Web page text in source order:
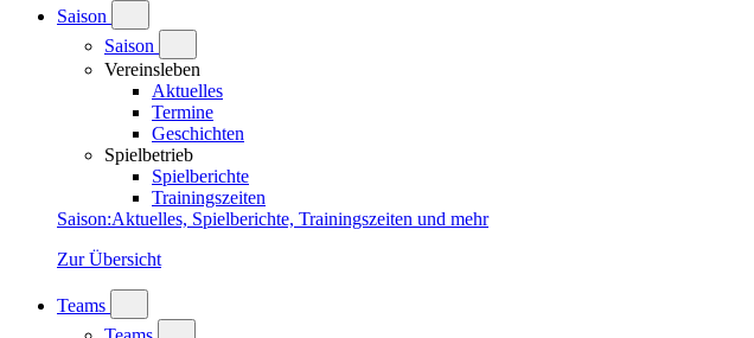
Saison
Saison
Vereinsleben
Aktuelles
Termine
Geschichten
Spielbetrieb
Spielberichte
Trainingszeiten
Saison:Aktuelles, Spielberichte, Trainingszeiten und mehr
Zur Übersicht
Teams